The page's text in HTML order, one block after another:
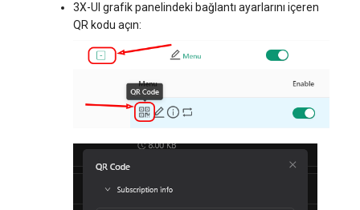
3X-UI grafik panelindeki bağlantı ayarlarını içeren
QR kodu açın: